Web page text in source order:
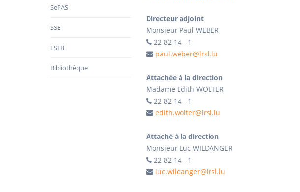
SePAS
SSE
ESEB
Bibliothèque
Directeur adjoint
Monsieur Paul WEBER
22 82 14 - 1
paul.weber@lrsl.lu
Attachée à la direction
Madame Edith WOLTER
22 82 14 - 1
edith.wolter@lrsl.lu
Attaché à la direction
Monsieur Luc WILDANGER
22 82 14 - 1
luc.wildanger@lrsl.lu